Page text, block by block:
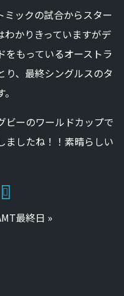
ミックの試合からスター
わかりきっていますがデ
をもっているオーストラ
り、最終シングルスのタ
ビーのワールドカップで
ましたね！！素晴らしい
最終日 »